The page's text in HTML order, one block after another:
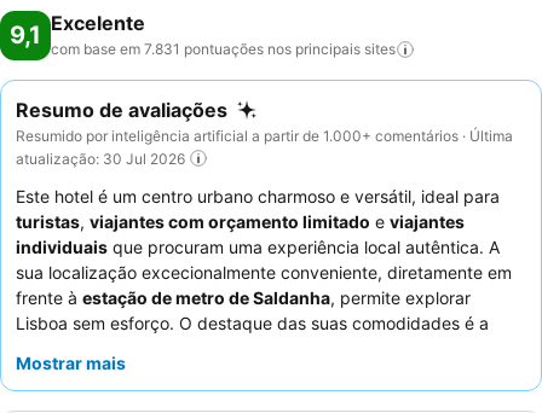
9,1 Excelente
com base em 7.831 pontuações nos principais sites
Resumo de avaliações
Resumido por inteligência artificial a partir de 1.000+ comentários · Última
atualização: 30 Jul 2026
Este hotel é um centro urbano charmoso e versátil, ideal para
turistas, viajantes com orçamento limitado e viajantes
individuais que procuram uma experiência local autêntica. A
sua localização excecionalmente conveniente, diretamente em
frente à estação de metro de Saldanha, permite explorar
Lisboa sem esforço. O destaque das suas comodidades é a
de prepararem as suas próprias refeições. Os hóspedes elogiam
Mostrar mais